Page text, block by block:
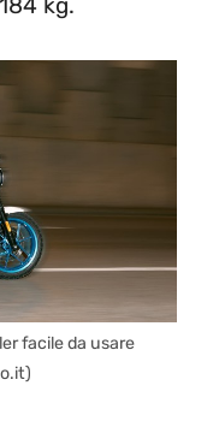
facile da usare